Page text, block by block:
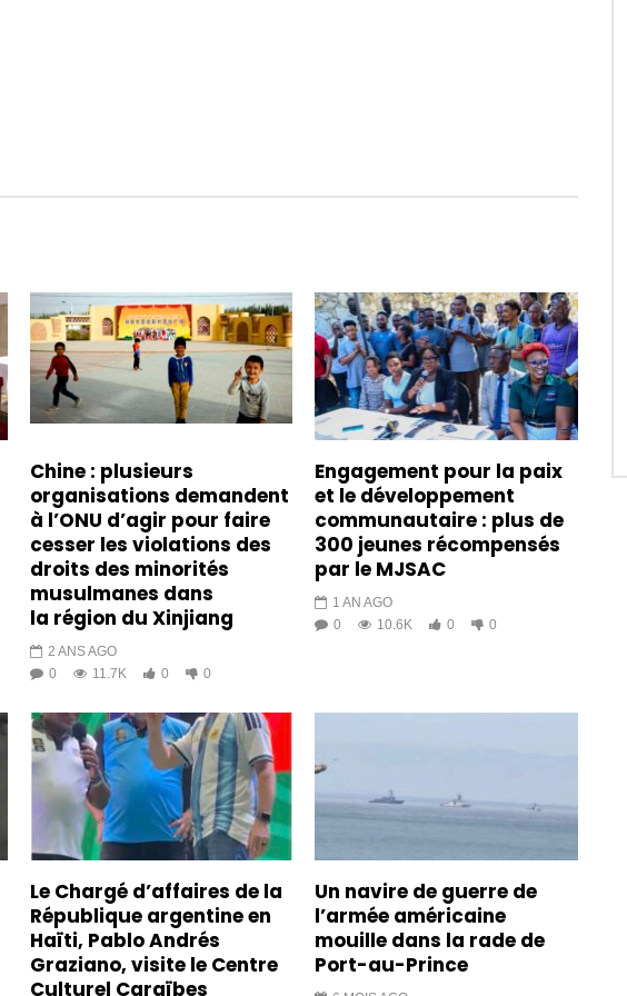
Chine : plusieurs
organisations demandent
à l’ONU d’agir pour faire
cesser les violations des
droits des minorités
musulmanes dans
la région du Xinjiang
2 ANS AGO
0
11.7K 0 0
Engagement pour la paix
et le développement
communautaire : plus de
300 jeunes récompensés
par le MJSAC
1 AN AGO
0
10.6K 0 0
Le Chargé d’affaires de la
République argentine en
Haïti, Pablo Andrés
Graziano, visite le Centre
Culturel Caraïbes
Un navire de guerre de
l’armée américaine
mouille dans la rade de
Port-au-Prince